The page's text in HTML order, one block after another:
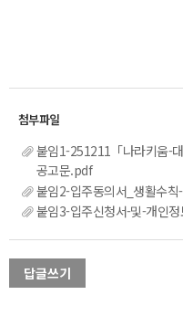
붙임1-251211「나라키움-
공고문.pdf
붙임2-입주동의서_생활수
붙임3-입주신청서-및-개인
답글쓰기